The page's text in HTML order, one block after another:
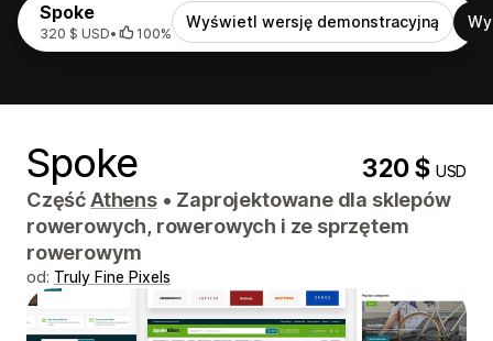
Spoke
320 $ USD• 100%
Wyświetl wersję demonstracyjną
Spoke 320 $USD
CzęśćAthens • Zaprojektowane dla sklepów
rowerowych, rowerowych i ze sprzętem
rowerowym
od: Truly Fine Pixels